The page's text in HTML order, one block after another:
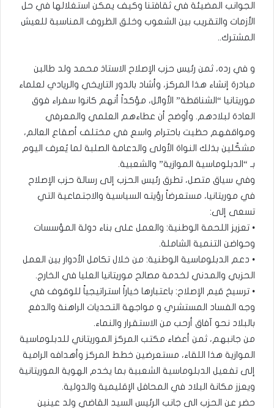
الجوانب المضيئة في ثقافتنا وكيف يمكن استغلالها في حل
الأزمات والتقريب بين الشعوب وخلق الظروف المناسبة للعيش
المشترك..
​و في رده، ثمن رئيس حزب الإصلاح الاستاذ محمد ولد طالبن
مبادرة إنشاء هذا المركز، وأشاد بالدور التاريخي والريادي لعلماء
موريتانيا “الشناقطة” الأوائل، مؤكداً أنهم كانوا سفراء فوق
العادة لبلادهم. وأوضح أن عطاءهم العلمي والمعرفي
ومواقفهم حظيت باحترام واسع في مختلف أصقاع العالم،
مشكّلين بذلك النواة الأولى والدعامة الصلبة لما يُعرف اليوم
بـ “الدبلوماسية الموازية” والشعبية.
​وفي سياق متصل، تطرق رئيس الحزب إلى رسالة حزب الإصلاح
في موريتانيا، مستعرضاً رؤيته السياسية والاجتماعية التي
تسعى إلى:
• ​تعزيز اللحمة الوطنية: والعمل على بناء دولة المؤسسات
وحواضن التنمية الشاملة.
• ​دعم الدبلوماسية الوطنية: من خلال تكامل الأدوار بين العمل
الحزبي والمدني لخدمة مصالح موريتانيا العليا في الخارج.
• ​ترسيخ قيم الإصلاح: باعتبارها خياراً استراتيجياً للوقوف في
وجه الفساد المستشري و مواجهة التحديات الراهنة والدفع
بالبلاد نحو آفاق أرحب من الاستقرار والنماء.
​من جانبهم، ثمن أعضاء مكتب المركز الموريتاني للدبلوماسية
الموازية هذا اللقاء، مستعرضين خطط المركز وأهدافه الرامية
إلى تفعيل الدبلوماسية الشعبية بما يخدم الهوية الموريتانية
ويعزز مكانة البلاد في المحافل الإقليمية والدولية.
حضر عن الحزب الى جانب الرئيس السيد القاضي ولد عينين